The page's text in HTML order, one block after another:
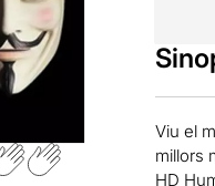
Viu el
millors
HD